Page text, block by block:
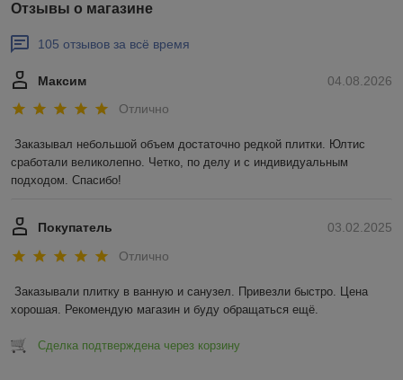
Отзывы о магазине
105 отзывов за всё время
04.08.2026
Максим
Отлично
Заказывал небольшой объем достаточно редкой плитки. Юлтис
сработали великолепно. Четко, по делу и с индивидуальным
подходом. Спасибо!
03.02.2025
Покупатель
Отлично
Заказывали плитку в ванную и санузел. Привезли быстро. Цена
хорошая. Рекомендую магазин и буду обращаться ещё.
Сделка подтверждена через корзину